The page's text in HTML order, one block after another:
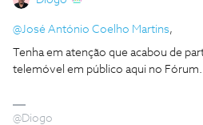
@José António Coelho Martins,
Tenha em atenção que acabou de
telemóvel em público aqui no Fórum.
@Diogo